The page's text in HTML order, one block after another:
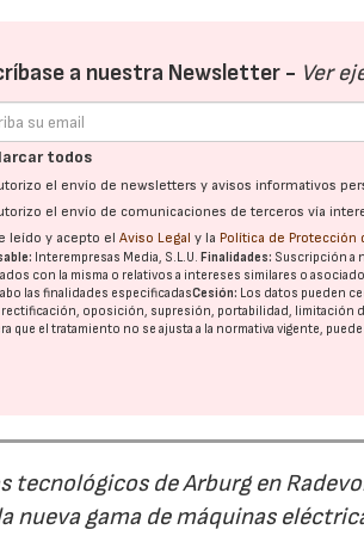
a nuestra Newsletter - Ver
todos
el envío de newsletters y avisos informativos
el envío de comunicaciones de terceros vía
leído y acepto elAviso Legal y la Política de Protección
Interempresas Media, S.L.U. Finalidades: Suscripción a
con la misma o relativos a intereses similares o
las finalidades especificadasCesión: Los datos pueden
rectificación, oposición, supresión, portabilidad, limitación
que el tratamiento no se ajusta a la normativa vigente,
tecnológicos de Arburg en
nueva gama de máquinas